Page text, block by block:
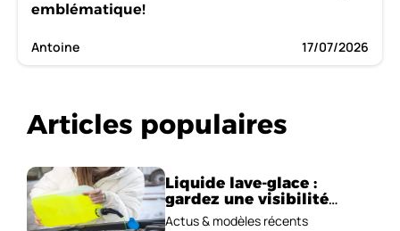
emblématique!
Antoine 17/07/2026
Articles populaires
Liquide lave-glace :
gardez une visibilité
parfaite en voiture
Actus & modèles récents